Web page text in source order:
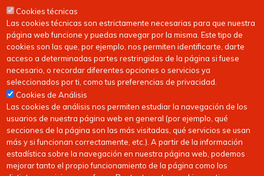
Cookies técnicas
Las cookies técnicas son estrictamente necesarias para que nuestra
página web funcione y puedas navegar por la misma. Este tipo de
cookies son las que, por ejemplo, nos permiten identificarte, darte
acceso a determinadas partes restringidas de la página si fuese
necesario, o recordar diferentes opciones o servicios ya
seleccionados por ti, como tus preferencias de privacidad.
Cookies de Análisis
Las cookies de análisis nos permiten estudiar la navegación de los
usuarios de nuestra página web en general (por ejemplo, qué
secciones de la página son las más visitadas, qué servicios se usan
más y si funcionan correctamente, etc.). A partir de la información
estadística sobre la navegación en nuestra página web, podemos
mejorar tanto el propio funcionamiento de la página como los